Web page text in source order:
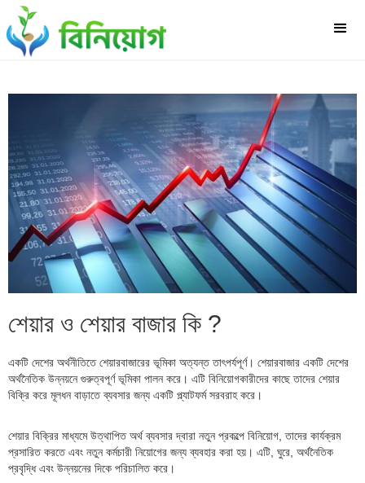
শেয়ার ও শেয়ার বাজার কি ?
একটি দেশের অর্থনীতিতে শেয়ারবাজারের ভূমিকা অত্যন্ত তাৎপর্যপূর্ণ। শেয়ারবাজার একটি দেশের
অর্থনৈতিক উন্নয়নে গুরুত্বপূর্ণ ভূমিকা পালন করে। এটি বিনিয়োগকারীদের কাছে তাদের শেয়ার
বিক্রি করে মূলধন বাড়াতে ব্যবসার জন্য একটি প্ল্যাটফর্ম সরবরাহ করে।
শেয়ার বিক্রির মাধ্যমে উত্থাপিত অর্থ ব্যবসার দ্বারা নতুন প্রকল্পে বিনিয়োগ, তাদের কার্যক্রম
প্রসারিত করতে এবং নতুন কর্মচারী নিয়োগের জন্য ব্যবহার করা হয়। এটি, ঘুরে, অর্থনৈতিক
প্রবৃদ্ধি এবং উন্নয়নের দিকে পরিচালিত করে।